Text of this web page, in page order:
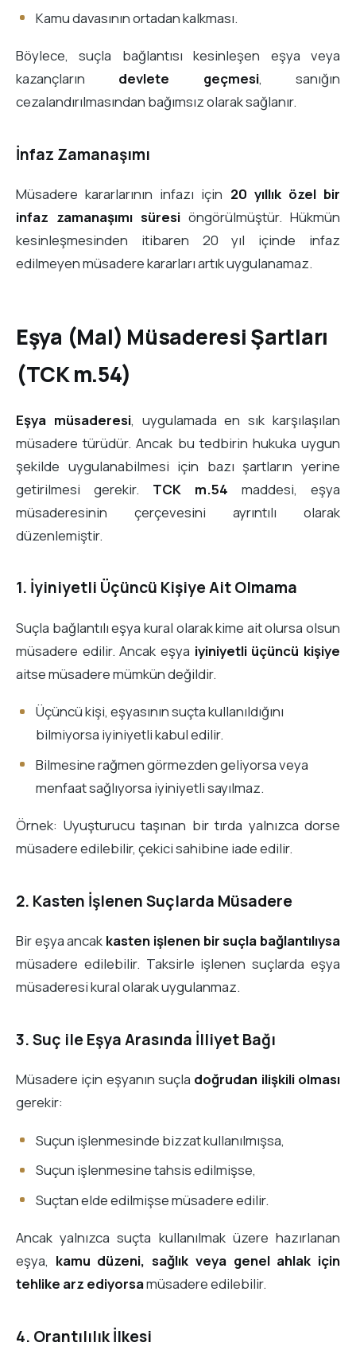
Kamu davasının ortadan kalkması.
Böylece, suçla bağlantısı kesinleşen eşya veya
kazançların devlete geçmesi, sanığın
cezalandırılmasından bağımsız olarak sağlanır.
İnfaz Zamanaşımı
Müsadere kararlarının infazı için 20 yıllık özel bir
infaz zamanaşımı süresi öngörülmüştür. Hükmün
kesinleşmesinden itibaren 20 yıl içinde infaz
edilmeyen müsadere kararları artık uygulanamaz.
Eşya (Mal) Müsaderesi Şartları
(TCK m.54)
Eşya müsaderesi, uygulamada en sık karşılaşılan
müsadere türüdür. Ancak bu tedbirin hukuka uygun
şekilde uygulanabilmesi için bazı şartların yerine
getirilmesi gerekir. TCK m.54 maddesi, eşya
müsaderesinin çerçevesini ayrıntılı olarak
düzenlemiştir.
1. İyiniyetli Üçüncü Kişiye Ait Olmama
Suçla bağlantılı eşya kural olarak kime ait olursa olsun
müsadere edilir. Ancak eşya iyiniyetli üçüncü kişiye
aitse müsadere mümkün değildir.
Üçüncü kişi, eşyasının suçta kullanıldığını
bilmiyorsa iyiniyetli kabul edilir.
Bilmesine rağmen görmezden geliyorsa veya
menfaat sağlıyorsa iyiniyetli sayılmaz.
Örnek: Uyuşturucu taşınan bir tırda yalnızca dorse
müsadere edilebilir, çekici sahibine iade edilir.
2. Kasten İşlenen Suçlarda Müsadere
Bir eşya ancak kasten işlenen bir suçla bağlantılıysa
müsadere edilebilir. Taksirle işlenen suçlarda eşya
müsaderesi kural olarak uygulanmaz.
3. Suç ile Eşya Arasında İlliyet Bağı
Müsadere için eşyanın suçla doğrudan ilişkili olması
gerekir:
Suçun işlenmesinde bizzat kullanılmışsa,
Suçun işlenmesine tahsis edilmişse,
Suçtan elde edilmişse müsadere edilir.
Ancak yalnızca suçta kullanılmak üzere hazırlanan
eşya, kamu düzeni, sağlık veya genel ahlak için
tehlike arz ediyorsamüsadere edilebilir.
4. Orantılılık İlkesi